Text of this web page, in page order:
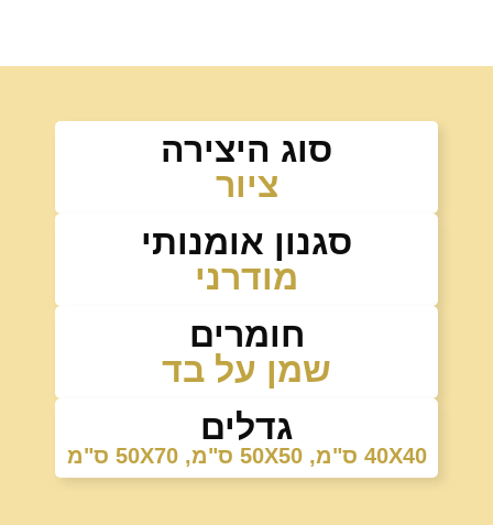
סוג היצירה
ציור
סגנון אומנותי
מודרני
חומרים
שמן על בד
גדלים
40X40 ס"מ ,50X50 ס"מ ,50X70 ס"מ